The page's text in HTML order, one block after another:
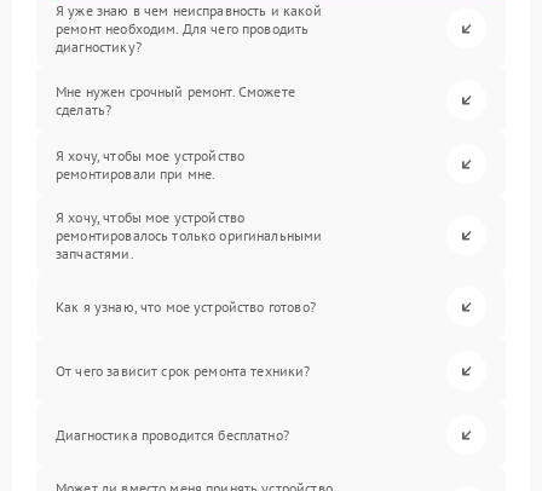
Я уже знаю в чем неисправность и какой
ремонт необходим. Для чего проводить
диагностику?
Мне нужен срочный ремонт. Сможете
сделать?
Я хочу, чтобы мое устройство
ремонтировали при мне.
Я хочу, чтобы мое устройство
ремонтировалось только оригинальными
запчастями.
Как я узнаю, что мое устройство готово?
От чего зависит срок ремонта техники?
Диагностика проводится бесплатно?